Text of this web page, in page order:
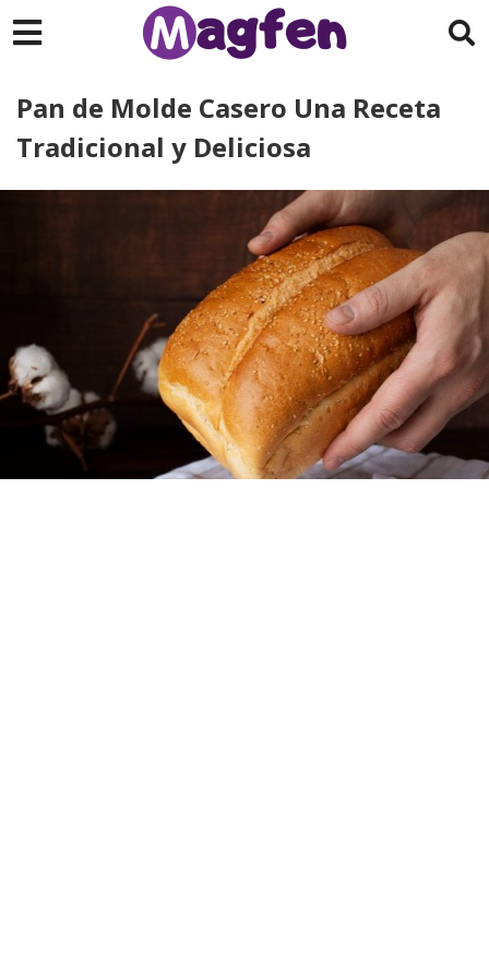
Pan de Molde Casero Una Receta
Tradicional y Deliciosa